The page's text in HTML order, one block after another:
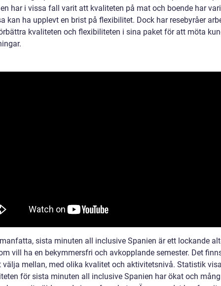
har i vissa fall varit att kvaliteten på mat och boende har
kan ha upplevt en brist på flexibilitet. Dock har resebyråer
kvaliteten och flexibiliteten i sina paket för att möta
sista minuten all inclusive Spanien är ett lockande
vill ha en bekymmersfri och avkopplande semester. Det
välja mellan, med olika kvalitet och aktivitetsnivå. Statistik
för sista minuten all inclusive Spanien har ökat och